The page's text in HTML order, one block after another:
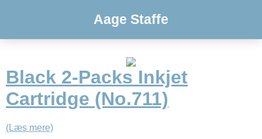
Aage Staffe
Black 2-Packs Inkjet
Cartridge (No.711)
(Læs mere)